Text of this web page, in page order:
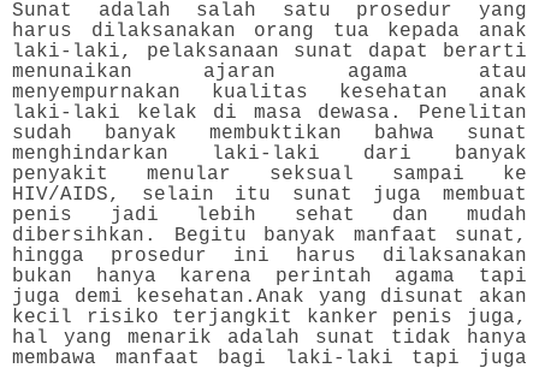
Sunat adalah salah satu prosedur yang
harus dilaksanakan orang tua kepada anak
laki-laki, pelaksanaan sunat dapat berarti
menunaikan ajaran agama atau
menyempurnakan kualitas kesehatan anak
laki-laki kelak di masa dewasa. Penelitan
sudah banyak membuktikan bahwa sunat
menghindarkan laki-laki dari banyak
penyakit menular seksual sampai ke
HIV/AIDS, selain itu sunat juga membuat
penis jadi lebih sehat dan mudah
dibersihkan. Begitu banyak manfaat sunat,
hingga prosedur ini harus dilaksanakan
bukan hanya karena perintah agama tapi
juga demi kesehatan.Anak yang disunat akan
kecil risiko terjangkit kanker penis juga,
hal yang menarik adalah sunat tidak hanya
membawa manfaat bagi laki-laki tapi juga